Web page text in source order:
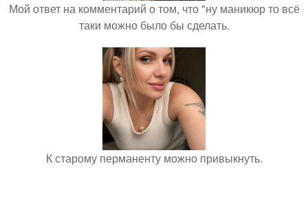
Мой ответ на комментарий о том, что "ну маникюр то всё
таки можно было бы сделать.
К старому перманенту можно привыкнуть.